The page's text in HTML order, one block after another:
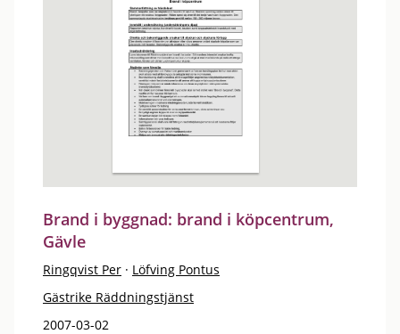
Brand i byggnad: brand i köpcentrum,
Gävle
Ringqvist Per · Löfving Pontus
Gästrike Räddningstjänst
2007-03-02